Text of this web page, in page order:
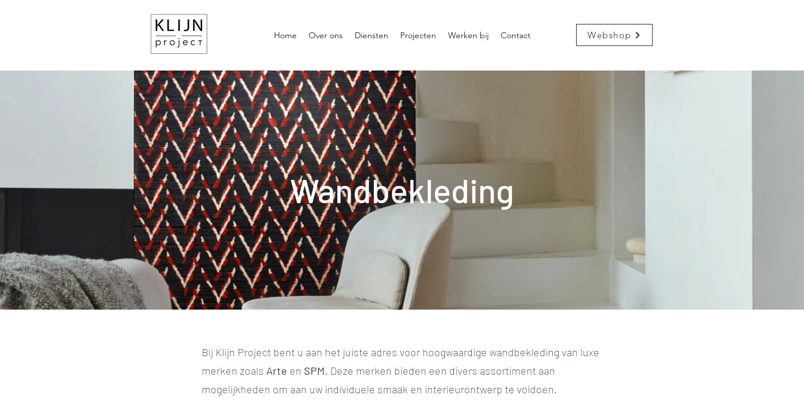
Webshop
Home Over ons Diensten Projecten Werken bij Contact
Wandbekleding
Bij Klijn Project bent u aan het juiste adres voor hoogwaardige wandbekleding van luxe
merken zoals Arte en SPM. Deze merken bieden een divers assortiment aan
mogelijkheden om aan uw individuele smaak en interieurontwerp te voldoen.